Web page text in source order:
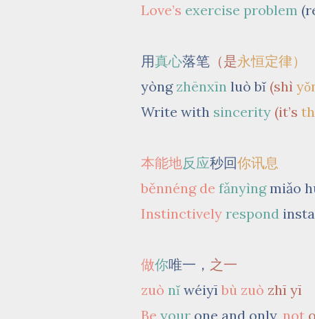
Love’s exercise problem
用真心落笔 （是永恒定律）
yòng zhēnxīn luò bǐ (shì
Write with sincerity (it’s
本能地反应秒回你讯息
běnnéng de fǎnyìng miǎo
Instinctively respond
做你唯一， 之一
zuò nǐ wéiyī bù zuò zhī yī
Be your one and only,not